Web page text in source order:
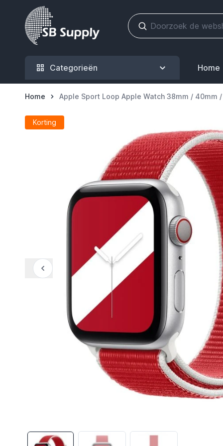
Ga naar de inhoud
Categorieën Home
Home Apple Sport Loop Apple Watch 38mm / 40mm
Korting